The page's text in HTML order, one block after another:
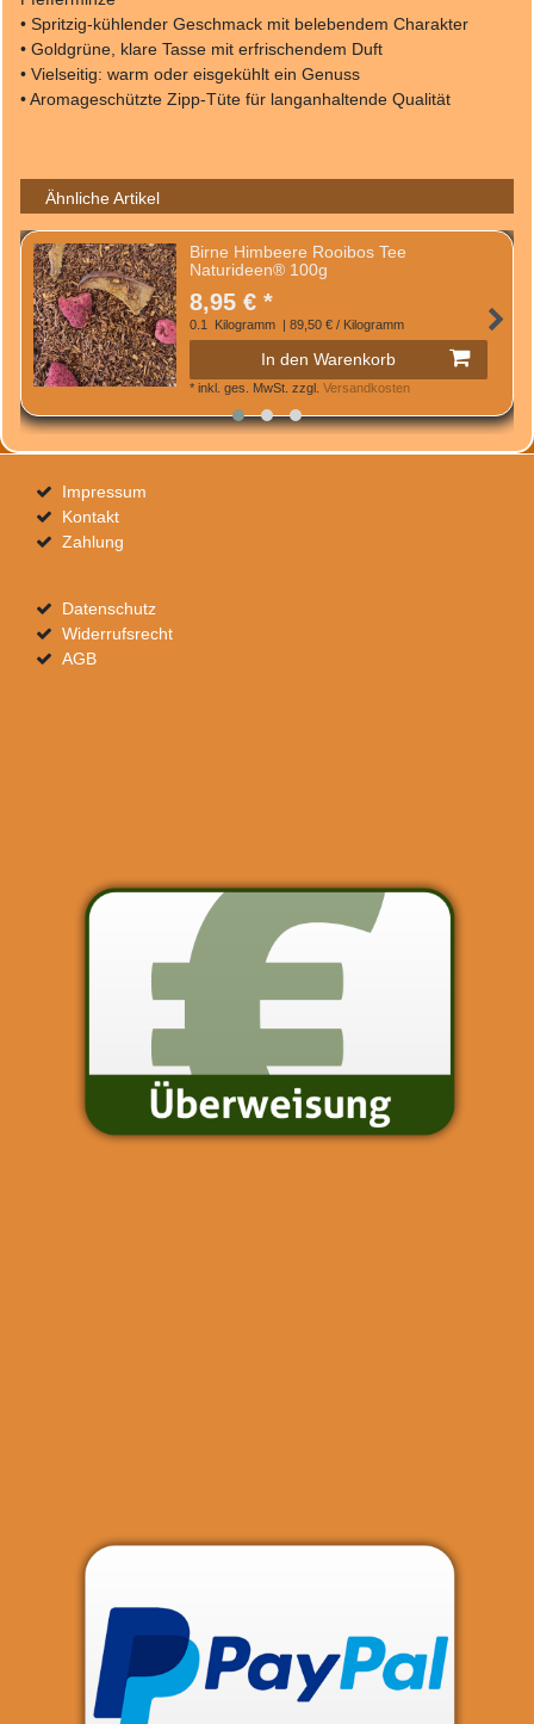
• Spritzig-kühlender Geschmack mit belebendem Charakter
• Goldgrüne, klare Tasse mit erfrischendem Duft
• Vielseitig: warm oder eisgekühlt ein Genuss
• Aromageschützte Zipp-Tüte für langanhaltende Qualität
Ähnliche Artikel
Birne Himbeere Rooibos Tee
Naturideen® 100g
8,95 € *
0.1 Kilogramm | 89,50 € / Kilogramm
In den Warenkorb
* inkl. ges. MwSt. zzgl. Versandkosten
Impressum
Kontakt
Zahlung
Datenschutz
Widerrufsrecht
AGB